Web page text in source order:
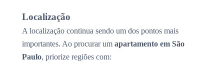
Localização
A localização continua sendo um dos pontos mais
importantes. Ao procurar um apartamento em São
Paulo, priorize regiões com: